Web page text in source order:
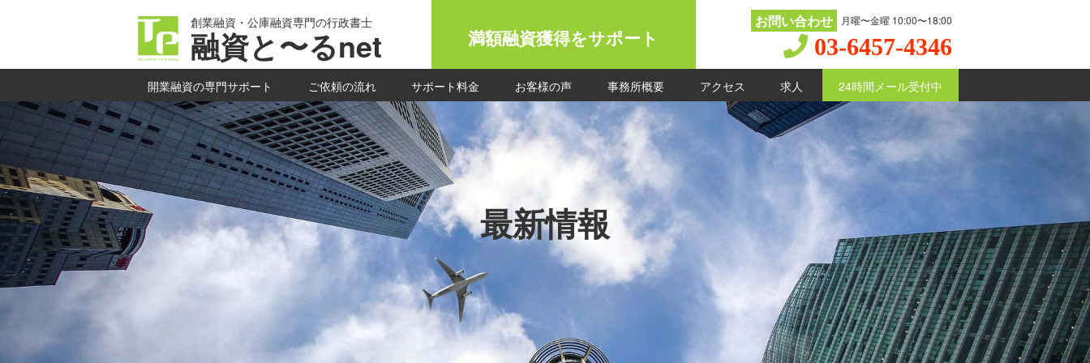
創業融資・公庫融資専門の行政書士
融資と〜るnet 満額融資獲得をサポート
お問い合わせ 月曜〜金曜 10:00〜18:00
03-6457-4346
開業融資の専門サポート ご依頼の流れ サポート料金 お客様の声 事務所概要 アクセス 求人 24時間メール受付中
最新情報